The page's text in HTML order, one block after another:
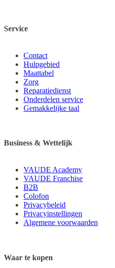
Service
Contact
Hulpgebied
Maattabel
Zorg
Reparatiedienst
Onderdelen service
Gemakkelijke taal
Business & Wettelijk
VAUDE Academy
VAUDE Franchise
B2B
Colofon
Privacybeleid
Privacyinstellingen
Algemene voorwaarden
Waar te kopen